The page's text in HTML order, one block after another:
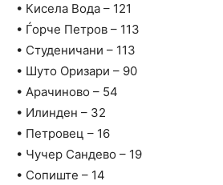
• Кисела Вода – 121
• Ѓорче Петров – 113
• Студеничани – 113
• Шуто Оризари – 90
• Арачиново – 54
• Илинден – 32
• Петровец – 16
• Чучер Сандево – 19
• Сопиште – 14